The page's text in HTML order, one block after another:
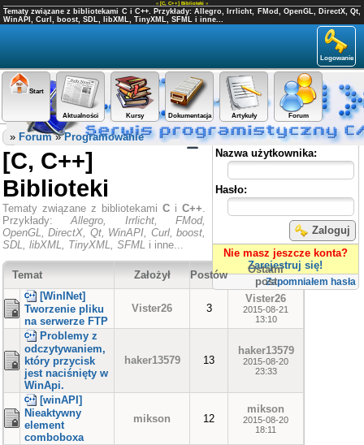
« [C, C++] Biblioteki »
Tematy związane z bibliotekami C i C++. Przykłady: Allegro, Irrlicht, FMod, OpenGL, DirectX, Qt,
WinAPI, Curl, boost, SDL, libXML, TinyXML, SFML i inne...
Logowanie
Start
Aktualności Kursy Dokumentacja Artykuły Forum
Panel użytkownika
Nazwa użytkownika:
Hasło:
Zaloguj
Nie masz jeszcze konta?
Zarejestruj się!
Zapomniałem hasła
» Forum»Programowanie
[C, C++]
Biblioteki
Tematy związane z bibliotekami C i C++.
Przykłady:Allegro, Irrlicht, FMod,
OpenGL, DirectX, Qt, WinAPI, Curl, boost,
SDL, libXML, TinyXML, SFML i inne...
Temat Założył Postów
Ostatni
post
[WinINet]
Tworzenie pliku
na serwerze FTP
Vister26 3
Vister26
2015-08-21
13:10
Problemy z
odczytywaniem,
który przycisk
jest naciśnięty w
WinApi.
haker13579 13
haker13579
2015-08-20
23:33
[winAPI]
Nieaktywny
element
comboboxa
mikson 12
mikson
2015-08-20
18:11